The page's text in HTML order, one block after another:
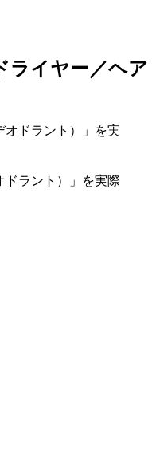
ライヤー／ヘア
ドラント）」を実際